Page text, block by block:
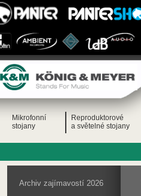
Archiv zajímavostí 2026
Mikrofonní
stojany
Reproduktorové
a světelné stojany